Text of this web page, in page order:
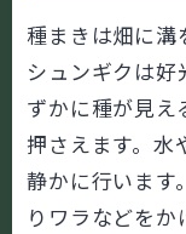
種まきは畑に溝
シュンギクは
ずかに種が見え
押さえます。水
静かに行います
りワラなどをか